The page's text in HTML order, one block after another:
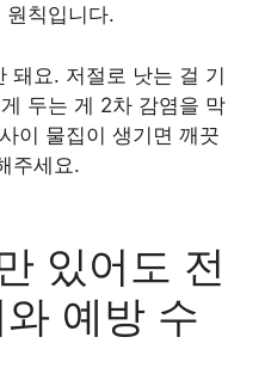
원칙입니다.
돼요. 저절로 낫는 걸 기
두는 게 2차 감염을 막
이 물집이 생기면 깨끗
주세요.
있어도 전
예방 수